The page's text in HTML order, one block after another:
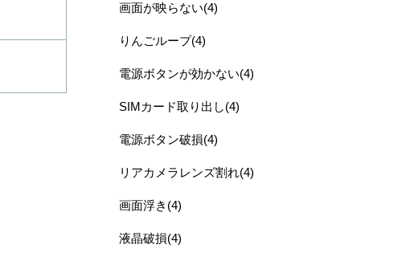
画面が映らない(4)
りんごループ(4)
電源ボタンが効かない(4)
SIMカード取り出し(4)
電源ボタン破損(4)
リアカメラレンズ割れ(4)
画面浮き(4)
液晶破損(4)